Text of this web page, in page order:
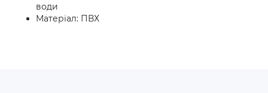
води
Матеріал: ПВХ